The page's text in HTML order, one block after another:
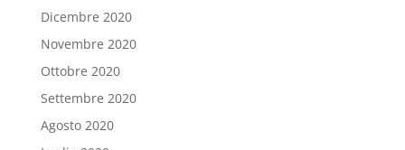
Dicembre 2020
Novembre 2020
Ottobre 2020
Settembre 2020
Agosto 2020